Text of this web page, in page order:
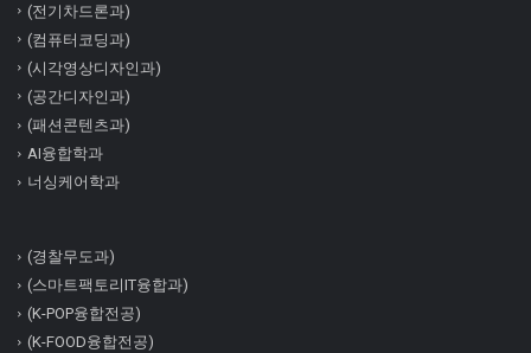
(전기차드론과)
(컴퓨터코딩과)
(시각영상디자인과)
(공간디자인과)
(패션콘텐츠과)
AI융합학과
너싱케어학과
(경찰무도과)
(스마트팩토리IT융합과)
(K-POP융합전공)
(K-FOOD융합전공)